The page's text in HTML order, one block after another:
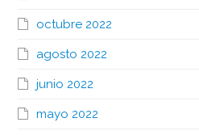
octubre 2022
agosto 2022
junio 2022
mayo 2022